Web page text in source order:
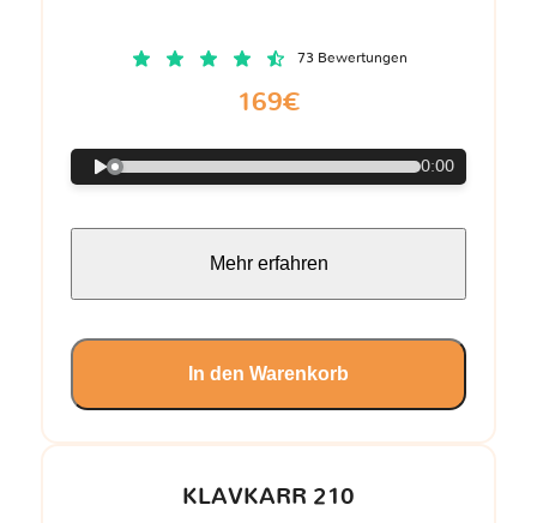
KLAVKARR 210
73 Bewertungen
169€
0:00
Mehr erfahren
In den Warenkorb